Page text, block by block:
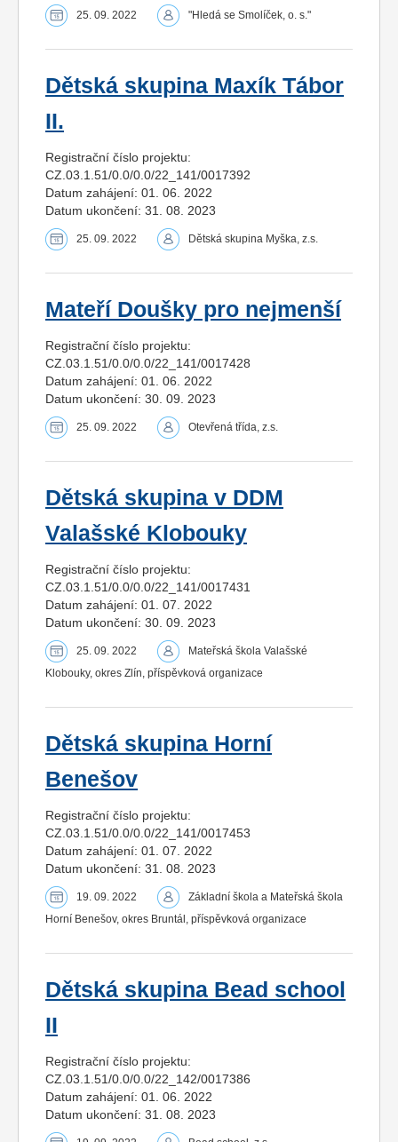
25. 09. 2022 "Hledá se Smolíček, o. s."
Dětská skupina Maxík Tábor
II.
Registrační číslo projektu:
CZ.03.1.51/0.0/0.0/22_141/0017392
Datum zahájení: 01. 06. 2022
Datum ukončení: 31. 08. 2023
25. 09. 2022 Dětská skupina Myška, z.s.
Mateří Doušky pro nejmenší
Registrační číslo projektu:
CZ.03.1.51/0.0/0.0/22_141/0017428
Datum zahájení: 01. 06. 2022
Datum ukončení: 30. 09. 2023
25. 09. 2022 Otevřená třída, z.s.
Dětská skupina v DDM
Valašské Klobouky
Registrační číslo projektu:
CZ.03.1.51/0.0/0.0/22_141/0017431
Datum zahájení: 01. 07. 2022
Datum ukončení: 30. 09. 2023
25. 09. 2022
Mateřská škola Valašské
Klobouky, okres Zlín, příspěvková organizace
Dětská skupina Horní
Benešov
Registrační číslo projektu:
CZ.03.1.51/0.0/0.0/22_141/0017453
Datum zahájení: 01. 07. 2022
Datum ukončení: 31. 08. 2023
19. 09. 2022
Základní škola a Mateřská škola
Horní Benešov, okres Bruntál, příspěvková organizace
Dětská skupina Bead school
II
Registrační číslo projektu:
CZ.03.1.51/0.0/0.0/22_142/0017386
Datum zahájení: 01. 06. 2022
Datum ukončení: 31. 08. 2023